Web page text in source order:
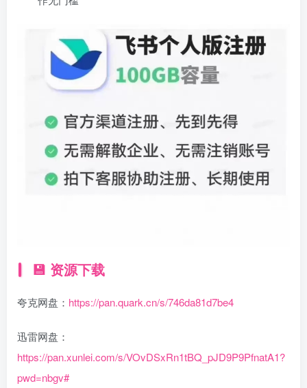
💾 资源下载
夸克网盘： https://pan.quark.cn/s/746da81d7be4
迅雷网盘：
https://pan.xunlei.com/s/VOvDSxRn1tBQ_pJD9P9PfnatA1?
pwd=nbgv#